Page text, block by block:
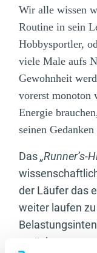
Wir alle wissen
Routine in sein
Hobbysportler,
viele Male aufs
Gewohnheit
vorerst monoton
Energie
seinen
Das„Runner’s-
der Läufer das
weiter laufen